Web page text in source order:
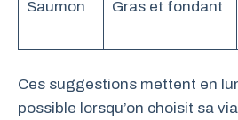
Saumon Gras et fondant
Ces suggestions mettent en
possible lorsqu’on choisit sa